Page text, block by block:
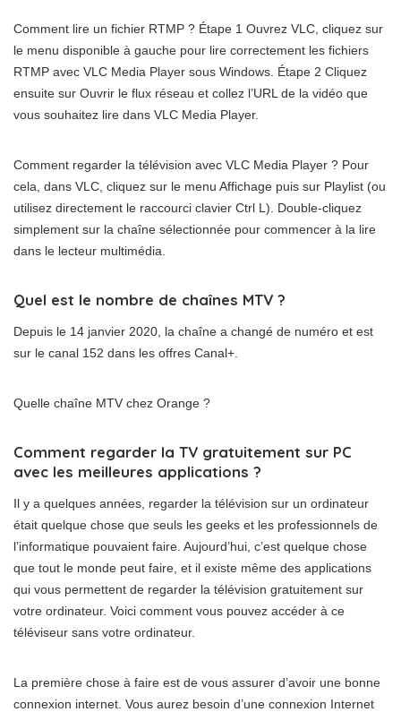
Comment lire un fichier RTMP ? Étape 1 Ouvrez VLC, cliquez sur
le menu disponible à gauche pour lire correctement les fichiers
RTMP avec VLC Media Player sous Windows. Étape 2 Cliquez
ensuite sur Ouvrir le flux réseau et collez l’URL de la vidéo que
vous souhaitez lire dans VLC Media Player.
Comment regarder la télévision avec VLC Media Player ? Pour
cela, dans VLC, cliquez sur le menu Affichage puis sur Playlist (ou
utilisez directement le raccourci clavier Ctrl L). Double-cliquez
simplement sur la chaîne sélectionnée pour commencer à la lire
dans le lecteur multimédia.
Quel est le nombre de chaînes MTV ?
Depuis le 14 janvier 2020, la chaîne a changé de numéro et est
sur le canal 152 dans les offres Canal+.
Quelle chaîne MTV chez Orange ?
Comment regarder la TV gratuitement sur PC
avec les meilleures applications ?
Il y a quelques années, regarder la télévision sur un ordinateur
était quelque chose que seuls les geeks et les professionnels de
l’informatique pouvaient faire. Aujourd’hui, c’est quelque chose
que tout le monde peut faire, et il existe même des applications
qui vous permettent de regarder la télévision gratuitement sur
votre ordinateur. Voici comment vous pouvez accéder à ce
téléviseur sans votre ordinateur.
La première chose à faire est de vous assurer d’avoir une bonne
connexion internet. Vous aurez besoin d’une connexion Internet